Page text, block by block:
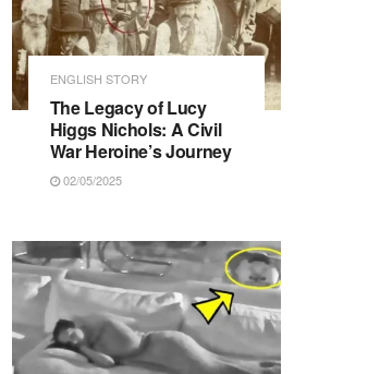
ENGLISH STORY
The Legacy of Lucy
Higgs Nichols: A Civil
War Heroine’s Journey
02/05/2025